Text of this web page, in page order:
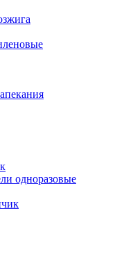
одноразовые